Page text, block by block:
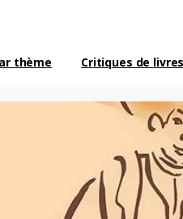
thème Critiques de livres